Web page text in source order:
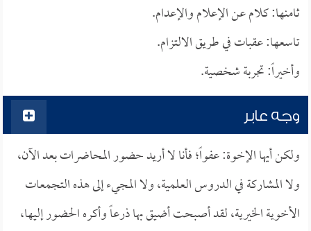
ثامنها: كلام عن الإعلام والإعدام.
تاسعها: عقبات في طريق الالتزام.
وأخيراً: تجربة شخصية.
وجه عابر
ولكن أيها الإخوة: عفواً؛ فأنا لا أريد حضور المحاضرات بعد الآن،
ولا المشاركة في الدروس العلمية، ولا المجيء إلى هذه التجمعات
الأخوية الخيرية، لقد أصبحت أضيق بها ذرعاً وأكره الحضور إليها،